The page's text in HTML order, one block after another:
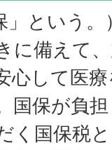
」という
に備えて
心して医
国保が負
く国保税